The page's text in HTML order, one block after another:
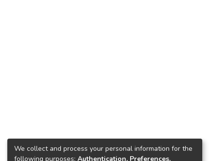
We collect and process your personal information for the
following purposes: Authentication, Preferences,